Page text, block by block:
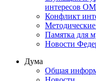
интересов
Конфликт
Памятка для
Новости
Дума
Общая